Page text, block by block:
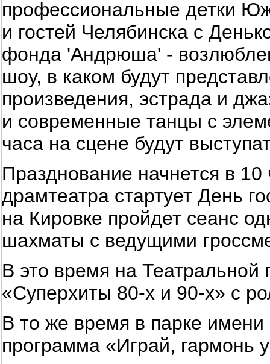
профессиональные детки
и гостей Челябинска с
фонда 'Андрюша' -
шоу, в каком будут
произведения, эстрада и
и современные танцы с
часа на сцене будут
Празднование начнется в
драмтеатра стартует День
на Кировке пройдет сеанс
шахматы с ведущими
В это время на Театральной
«Суперхиты 80-х и 90-х» с
В то же время в парке имени
программа «Играй, гармонь